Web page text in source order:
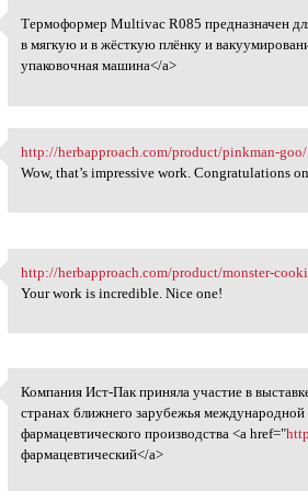
Термоформер Multivac R085
Термоформер Multivac R085 предназначен
в мягкую и в жёсткую плёнку и
упаковочная машина</a>
http://herbapproach.com
http://herbapproach.com/product/pinkman-goo/
Wow, that’s impressive work. Congratulations
http://herbapproach.com
http://herbapproach.com/product/monster-
Your work is incredible. Nice one!
Компания Ист-Пак приняла
Компания Ист-Пак приняла участие в
странах ближнего зарубежья
фармацевтического производства <a href="
фармацевтический</a>